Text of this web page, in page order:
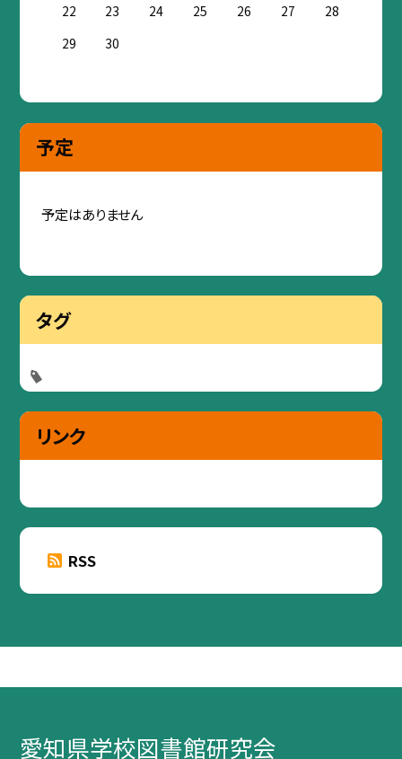
22
23 24 25 26 27
28
29
30
予定
予定はありません
タグ
リンク
RSS
愛知県学校図書館研究会